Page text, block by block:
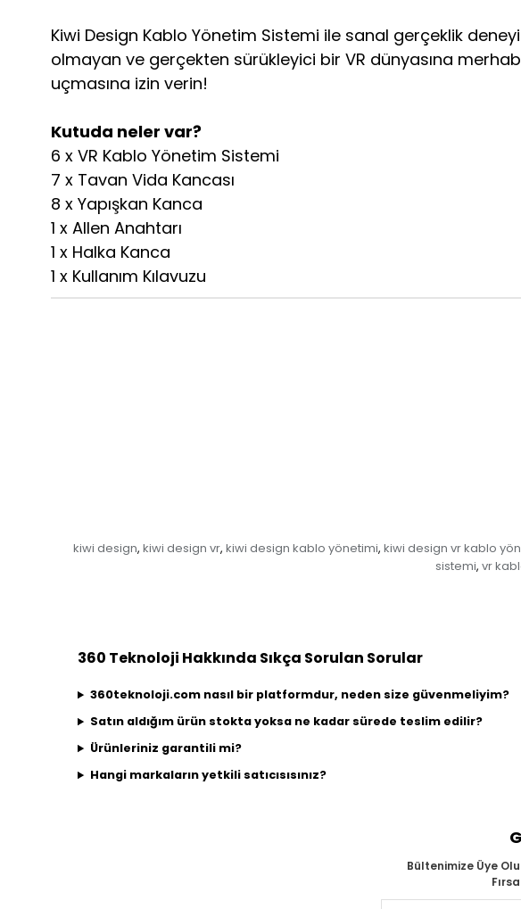
Kiwi Design Kablo Yönetim Sistemi ile sanal gerçeklik
olmayan ve gerçekten sürükleyici bir VR dünyasına
uçmasına izin verin!
Kutuda neler var?
6 x VR Kablo Yönetim Sistemi
7 x Tavan Vida Kancası
8 x Yapışkan Kanca
1 x Allen Anahtarı
1 x Halka Kanca
1 x Kullanım Kılavuzu
kiwi design, kiwi design vr, kiwi design kablo yönetimi, kiwi design vr kablo
sistemi, vr
360 Teknoloji Hakkında Sıkça Sorulan Sorular
360teknoloji.com nasıl bir platformdur, neden size güvenmeliyim?
Satın aldığım ürün stokta yoksa ne kadar sürede teslim edilir?
Ürünleriniz garantili mi?
Hangi markaların yetkili satıcısısınız?
Bültenimize Üye